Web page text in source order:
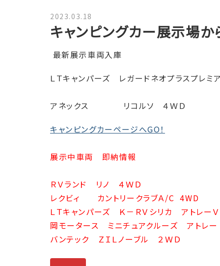
2023.03.18
キャンピングカー展示場か
最新展示車両入庫
ＬＴキャンパーズ レガードネオプラスプレミ
アネックス リコルソ ４ＷＤ
キャンピングカーページへGO！
展示中車両 即納情報
ＲＶランド リノ ４ＷＤ
レクビィ カントリークラブＡ/C 4WD
ＬＴキャンパーズ Ｋ－ＲＶシリカ アトレー
岡モータース ミニチュアクルーズ アトレ
バンテック ＺＩＬノーブル ２ＷＤ